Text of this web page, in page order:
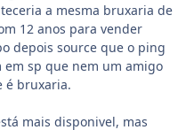
a mesma bruxaria de
12 anos para vender
depois source que o ping
em sp que nem um amigo
é bruxaria.
mais disponivel, mas